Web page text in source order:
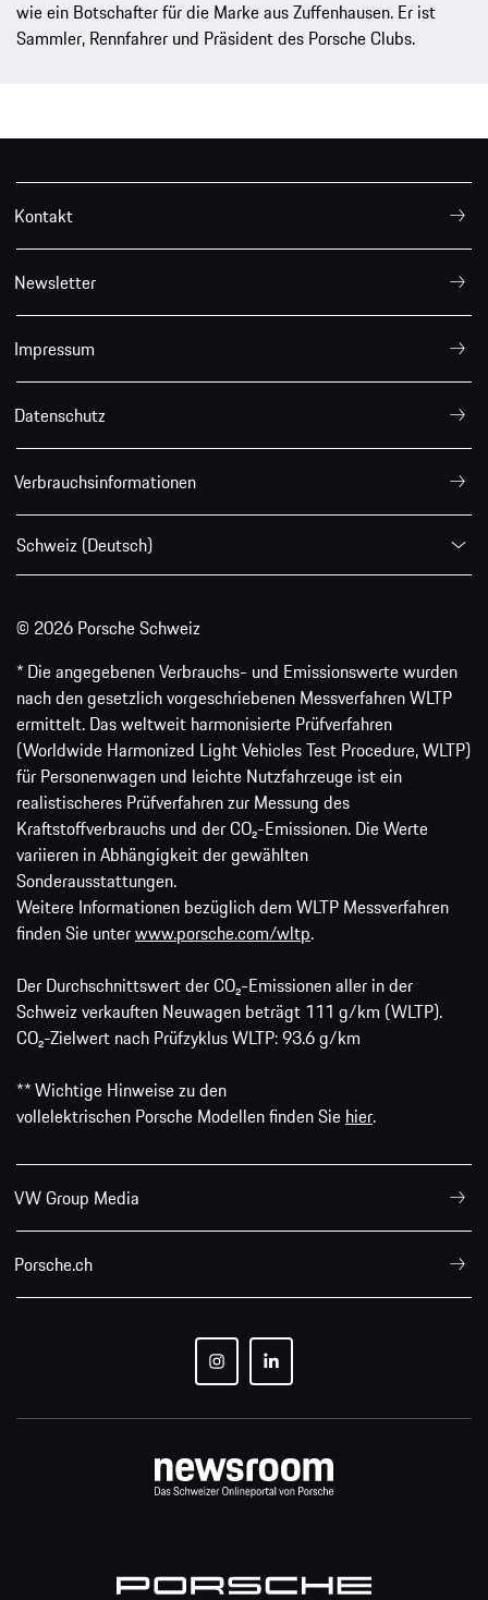
wie ein Botschafter für die Marke aus Zuffenhausen. Er ist
Sammler, Rennfahrer und Präsident des Porsche Clubs.
Kontakt
Newsletter
Impressum
Datenschutz
Verbrauchsinformationen
Schweiz (Deutsch)
© 2026 Porsche Schweiz
* Die angegebenen Verbrauchs- und Emissionswerte wurden
nach den gesetzlich vorgeschriebenen Messverfahren WLTP
ermittelt. Das weltweit harmonisierte Prüfverfahren
(Worldwide Harmonized Light Vehicles Test Procedure, WLTP)
für Personenwagen und leichte Nutzfahrzeuge ist ein
realistischeres Prüfverfahren zur Messung des
Kraftstoffverbrauchs und der CO₂-Emissionen. Die Werte
variieren in Abhängigkeit der gewählten
Sonderausstattungen.
Weitere Informationen bezüglich dem WLTP Messverfahren
finden Sie unterwww.porsche.com/wltp.
Der Durchschnittswert der CO₂-Emissionen aller in der
Schweiz verkauften Neuwagen beträgt 111 g/km (WLTP).
CO₂-Zielwert nach Prüfzyklus WLTP: 93.6 g/km
** Wichtige Hinweise zu den
vollelektrischen Porsche Modellen finden Sie hier.
VW Group Media
Porsche.ch